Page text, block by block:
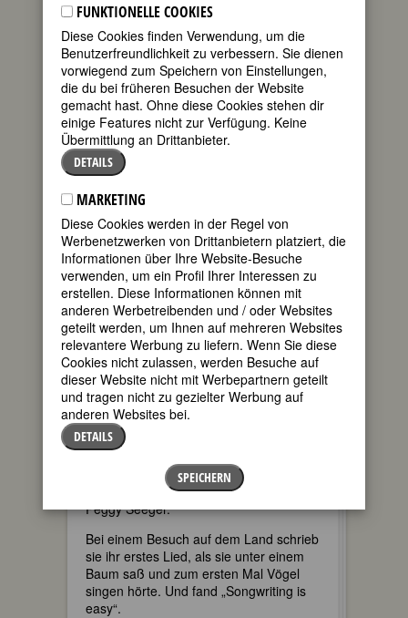
Kindheit und Jugend
Alix Dobkin war die älteste Tocher einer
jüdisch-kommunistischen Familie.
Benannt wurde sie nach ihrem Onkel,
dem Bruder ihrer Mutter, der im
Spanischen Bürgerkrieg im Kampf
gegen Franco umkam. Ihre Mutter
Martha war Amateur-Musikerin, ihr Vater
William arbeitete als Fundraiser für
Organisationen. Ihr Bruder Carl war
sechs Jahre, ihre Schwester Julie neun
Jahre jünger.
Auch wenn die Familie nicht in die
Synagoge ging und keine religiösen
Feste feierte, wurde Alix dennoch
bereits in ihren ersten Lebensjahren
sowohl mit Antisemitismus konfrontiert
als auch mit Rassismus.
Musik war immer wichtig in der Familie,
es wurde viel gesungen, entweder lief
das Radio oder der Plattenspieler, die
Musik war sehr unterschiedlich und
Woogie. Wichtige frühe musikalische
Einflüsse kamen von Pete Seeger und
Peggy Seeger.
Bei einem Besuch auf dem Land schrieb
sie ihr erstes Lied, als sie unter einem
Baum saß und zum ersten Mal Vögel
singen hörte. Und fand „Songwriting is
easy“.
FUNKTIONELLE COOKIES
Diese Cookies finden Verwendung, um die
Benutzerfreundlichkeit zu verbessern. Sie dienen
vorwiegend zum Speichern von Einstellungen,
die du bei früheren Besuchen der Website
gemacht hast. Ohne diese Cookies stehen dir
einige Features nicht zur Verfügung. Keine
Übermittlung an Drittanbieter.
DETAILS
MARKETING
Diese Cookies werden in der Regel von
Werbenetzwerken von Drittanbietern platziert, die
Informationen über Ihre Website-Besuche
verwenden, um ein Profil Ihrer Interessen zu
erstellen. Diese Informationen können mit
anderen Werbetreibenden und / oder Websites
geteilt werden, um Ihnen auf mehreren Websites
relevantere Werbung zu liefern. Wenn Sie diese
Cookies nicht zulassen, werden Besuche auf
dieser Website nicht mit Werbepartnern geteilt
und tragen nicht zu gezielter Werbung auf
anderen Websites bei.
DETAILS
SPEICHERN